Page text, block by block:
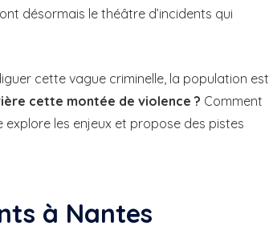
désormais le théâtre d’incidents qui
cette vague criminelle, la population est
cette montée de violence ? Comment
les enjeux et propose des pistes
à Nantes